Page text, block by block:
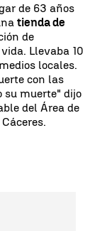
de 63 años
tienda de
de
Llevaba 10
locales.
con las
su muerte" dijo
del Área de